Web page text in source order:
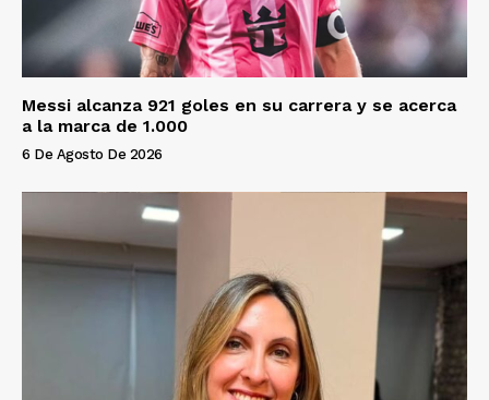
Messi alcanza 921 goles en su carrera y se acerca
a la marca de 1.000
6 De Agosto De 2026